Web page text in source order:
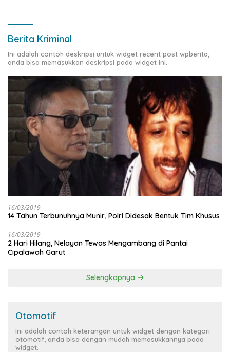
Berita Kriminal
Ini adalah contoh deskripsi untuk widget recent post wpberita,
anda bisa memasukkan deskripsi pada widget ini.
16/03/2019
14 Tahun Terbunuhnya Munir, Polri Didesak Bentuk Tim Khusus
16/03/2019
2 Hari Hilang, Nelayan Tewas Mengambang di Pantai
Cipalawah Garut
Selengkapnya
Otomotif
Ini adalah contoh keterangan untuk widget dengan kategori
otomotif, anda bisa dengan mudah memasukkannya pada
widget.